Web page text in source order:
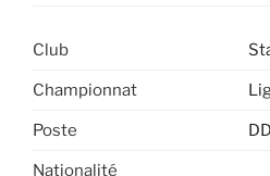
Club
Championnat
Poste DD
Nationalité